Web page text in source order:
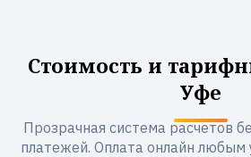
Стоимость и
Уфе
Прозрачная система расчетов
платежей. Оплата онлайн любым